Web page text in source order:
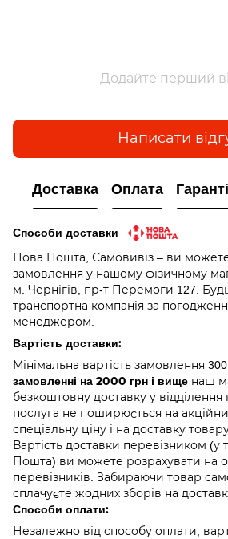
Додайте перший
Написати
Доставка Оплата
Способи доставки
Нова Пошта, Самовивіз – ви
замовлення у нашому фізичному
м. Чернігів, пр-т Перемоги 127.
транспортна компанія за
менеджером.
Вартість доставки:
Мінімальна вартість замовлення 300
замовленні на 2000 грн і вище наш
безкоштовну доставку у
послуга не поширюється на
спеціальну ціну і на доставку
Вартість доставки перевізником (у
Пошта) ви можете розрахувати на
перевізників. Забираючи товар
сплачуєте жодних зборів на
Способи оплати:
Незалежно від способу оплати,